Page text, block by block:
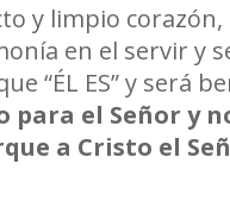
y limpio
en el servir y
“ÉL ES” y será
el Señor y
a Cristo el